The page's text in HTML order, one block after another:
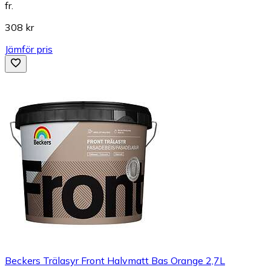
fr.
308 kr
Jämför pris
Beckers Trälasyr Front Halvmatt Bas Orange 2,7L